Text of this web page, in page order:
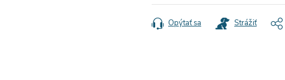
cena:
Opýtať sa Strážiť